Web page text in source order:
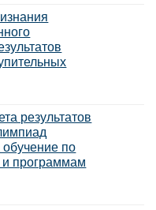
результатов
по
и программам